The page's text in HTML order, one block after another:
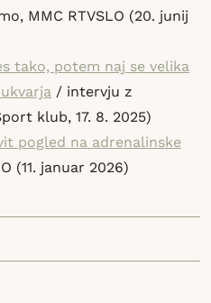
MMC RTVSLO (20. junij
tako, potem naj se velika
/ intervju z
klub, 17. 8. 2025)
pogled na adrenalinske
(11. januar 2026)